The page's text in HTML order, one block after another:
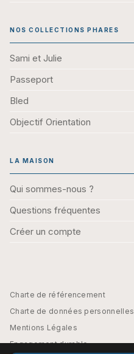
NOS COLLECTIONS PHARES
Sami et Julie
Passeport
Bled
Objectif Orientation
LA MAISON
Qui sommes-nous ?
Questions fréquentes
Créer un compte
Charte de référencement
Charte de données personnelles
Mentions Légales
Engagement durable